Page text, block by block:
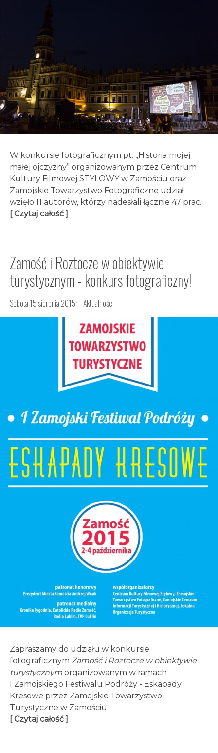
W konkursie fotograficznym pt. „Historia mojej
małej ojczyzny” organizowanym przez Centrum
Kultury Filmowej STYLOWY w Zamościu oraz
Zamojskie Towarzystwo Fotograficzne udział
wzięło 11 autorów, którzy nadesłali łącznie 47 prac.
[ Czytaj całość ]
Zamość i Roztocze w obiektywie
turystycznym - konkurs fotograficzny!
Sobota 15 sierpnia 2015r. |Aktualności
Zapraszamy do udziału w konkursie
fotograficznym Zamość i Roztocze w obiektywie
turystycznym organizowanym w ramach
I Zamojskiego Festiwalu Podróży - Eskapady
Kresowe przez Zamojskie Towarzystwo
Turystyczne w Zamościu.
[ Czytaj całość ]